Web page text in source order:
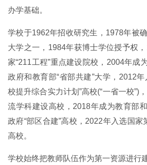
办学基础。
学校于1962年招收研究生，1978年被
大学之一，1984年获博士学位授予权
家“211工程”重点建设院校，2004年成
政府和教育部“省部共建”大学，2012
校提升综合实力计划”高校(“一省一校”)
流学科建设高校，2018年成为教育部
政府“部区合建”高校，2022年入选国家
高校。
学校始终把教师队伍作为第一资源进行